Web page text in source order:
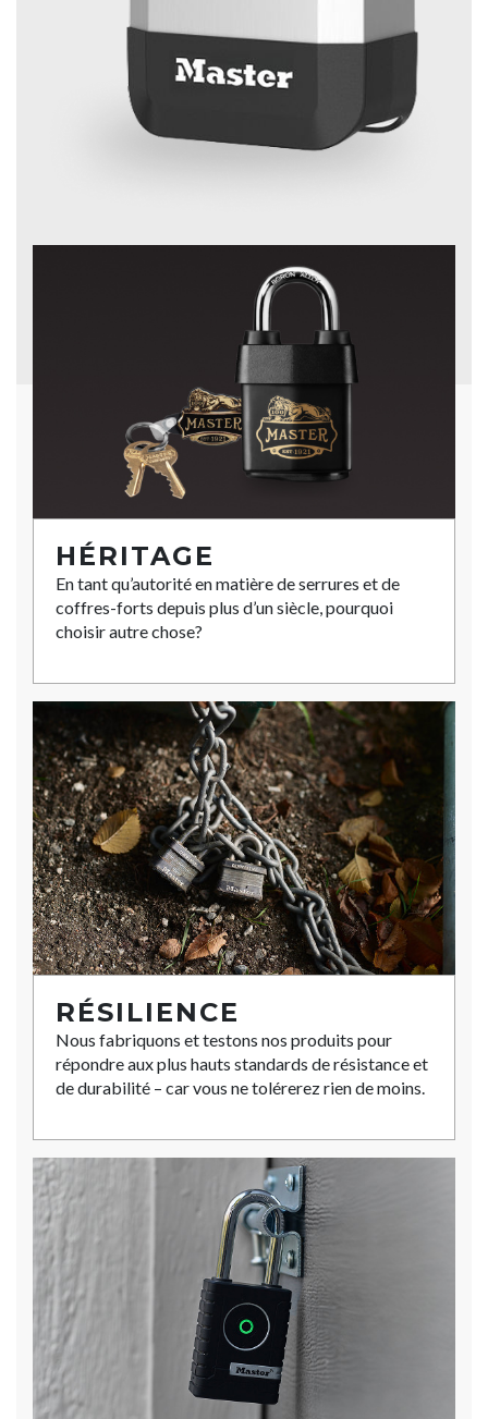
HÉRITAGE
En tant qu’autorité en matière de serrures et de
coffres-forts depuis plus d’un siècle, pourquoi
choisir autre chose?
RÉSILIENCE
Nous fabriquons et testons nos produits pour
répondre aux plus hauts standards de résistance et
de durabilité – car vous ne tolérerez rien de moins.